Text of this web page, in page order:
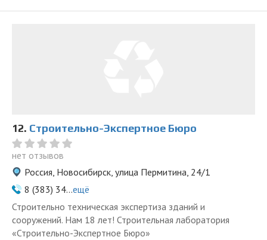
12. Строительно-Экспертное Бюро
нет отзывов
Россия, Новосибирск, улица Пермитина, 24/1
8 (383) 34...ещё
Строительно техническая экспертиза зданий и
сооружений. Нам 18 лет! Строительная лаборатория
«Строительно-Экспертное Бюро»